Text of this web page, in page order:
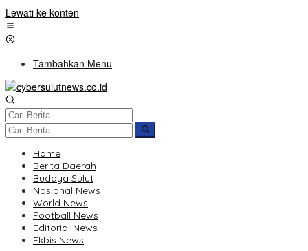
Lewati ke konten
Tambahkan Menu
Home
Berita Daerah
Budaya Sulut
Nasional News
World News
Football News
Editorial News
Ekbis News